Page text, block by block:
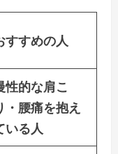
すすめの人
性的な肩こ
・腰痛を抱え
いる人